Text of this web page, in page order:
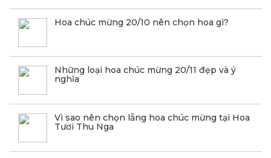
Hoa chúc mừng 20/10 nên chọn hoa gì?
Những loại hoa chúc mừng 20/11 đẹp và ý
nghĩa
Vì sao nên chọn lẵng hoa chúc mừng tại Hoa
Tươi Thu Nga